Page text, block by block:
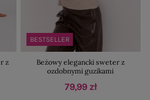
z
BESTSELLER
Beżowy elegancki sweter z
ozdobnymi guzikami
79,99 zł